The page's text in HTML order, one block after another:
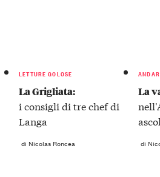
LETTURE GOLOSE
La Grigliata:
i consigli di tre chef di
Langa
di Nicolas Roncea
La
di